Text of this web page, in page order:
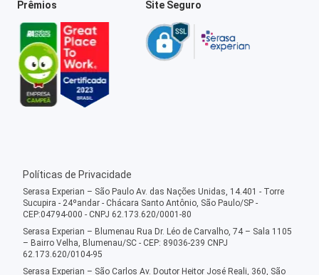
Prêmios Site Seguro
Políticas de Privacidade
Serasa Experian – São Paulo Av. das Nações Unidas, 14.401 - Torre
Sucupira - 24ºandar - Chácara Santo Antônio, São Paulo/SP -
CEP:04794-000 - CNPJ 62.173.620/0001-80
Serasa Experian – Blumenau Rua Dr. Léo de Carvalho, 74 – Sala 1105
– Bairro Velha, Blumenau/SC - CEP: 89036-239 CNPJ
62.173.620/0104-95
Serasa Experian – São Carlos Av. Doutor Heitor José Reali, 360, São